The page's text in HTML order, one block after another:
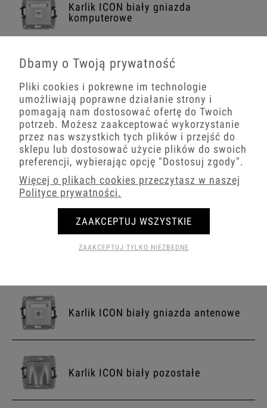
Karlik ICON biały gniazda
komputerowe
Karlik ICON biały Gniazda
Karlik ICON biały USA
jednoklawiszowy
Karlik ICON biały USA dwuklawiszowy
Karlik ICON biały ładowarki USB
Karlik ICON biały gniazda antenowe
Karlik ICON biały pozostałe
Dbamy o Twoją prywatność
Pliki cookies i pokrewne im technologie
umożliwiają poprawne działanie strony i
pomagają nam dostosować ofertę do Twoich
potrzeb. Możesz zaakceptować wykorzystanie
przez nas wszystkich tych plików i przejść do
sklepu lub dostosować użycie plików do swoich
preferencji, wybierając opcję "Dostosuj zgody".
Więcej o plikach cookies przeczytasz w naszej
Polityce prywatności.
ZAAKCEPTUJ TYLKO NIEZBĘDNE
ZAAKCEPTUJ WSZYSTKIE